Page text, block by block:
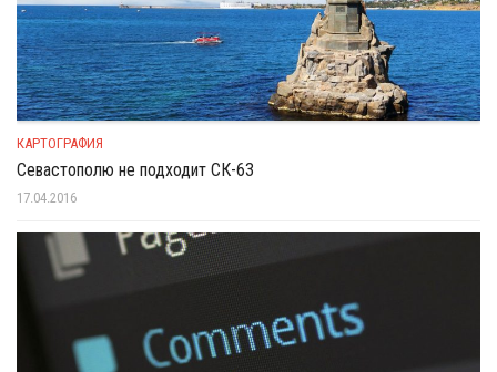
КАРТОГРАФИЯ
Севастополю не подходит СК-63
17.04.2016